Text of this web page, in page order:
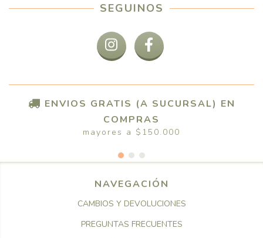
SEGUINOS
ENVIOS GRATIS (A SUCURSAL) EN
COMPRAS
mayores a $150.000
NAVEGACIÓN
CAMBIOS Y DEVOLUCIONES
PREGUNTAS FRECUENTES